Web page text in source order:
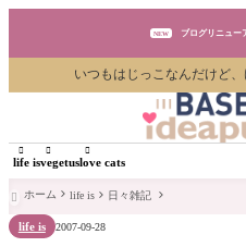
NEW ブログリニュー
ブログリニュー
ブログリニュー
いつもはじっこなんだけど

life is

vegetus

love cats
 ホーム life is 日々雑記
life is 2007-09-28